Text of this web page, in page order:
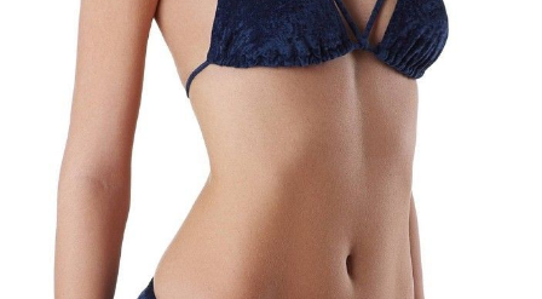
Jak złożyć zamówienie
POWIADOM MNIE O DOSTĘPNOŚCI
ПОЛУЧИТЬ ПО EMAIL
Dostawa
Kurier,
darmowa od 99 zł
czas dostawy: 1-2 dni robocze
Paczkomaty InPost 24/7,
darmowa od 50 zł
czas dostawy: 1-2 dni robocze
Odbiór osobisty
w sklepie Conte (Łodz)
pn.- czw. 8:00 - 16:00, pt. 8:00 - 14:00
Opis produktu